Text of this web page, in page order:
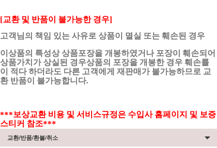
[교환 및 반품이 불가능한 경우]
고객님의 책임 있는 사유로 상품이 멸실 또는 훼손된 경우
이상품의 특성상 상품포장을 개봉하였거나 포장이 훼손되어
상품가치가 상실된 경우상품의 포장을 개봉한 경우 훼손률
이 적다 하더라도 다른 고객에게 재판매가 불가능하므로 교
환 반품이 불가능합니다.
***보상교환 비용 및 서비스규정은 수입사 홈페이지 및 보증
스티커 참조***
교환/반품/환불/취소